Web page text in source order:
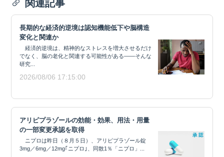
関連記事
長期的な経済的逆境は認知機能低下や脳構造
変化と関連か
経済的逆境は、精神的なストレスを増大させるだけ
でなく、脳の老化と関連する可能性がある——そんな
研究...
2026/08/06 17:15:00
アリピプラゾールの効能・効果、用法・用量
の一部変更承認を取得
ニプロは昨日（８月５日）、アリピプラゾール錠
3mg／6mg／12mg｢ニプロ｣、同散1％「ニプロ」...